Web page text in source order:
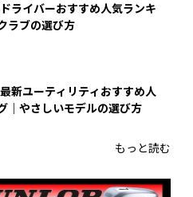
ライバーおすすめ人気ランキ
ラブの選び方
最新ユーティリティおすすめ人
｜やさしいモデルの選び方
もっと読む